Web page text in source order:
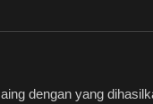
dengan yang